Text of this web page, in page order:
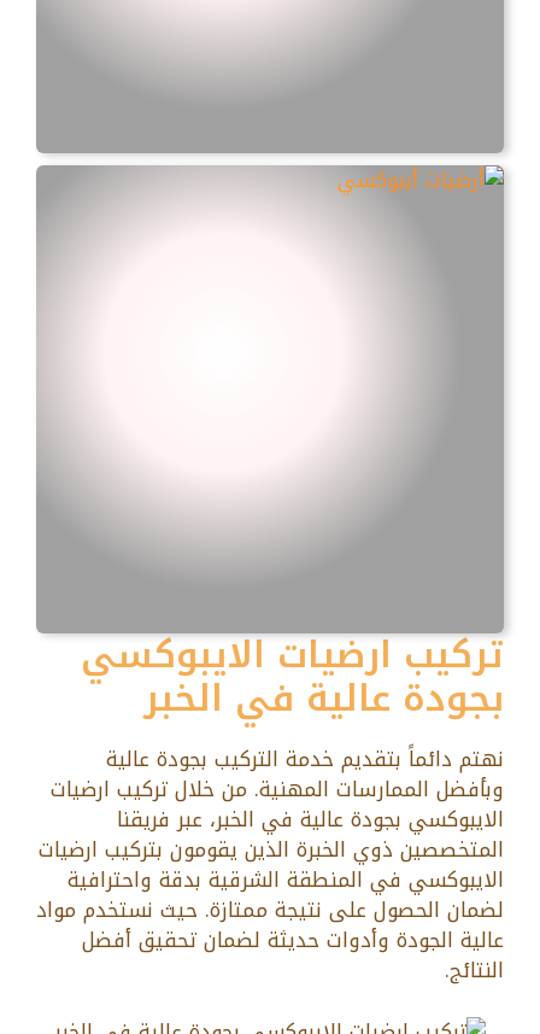
تركيب ارضيات الايبوكسي
بجودة عالية في الخبر
نهتم دائماً بتقديم خدمة التركيب بجودة عالية
وبأفضل الممارسات المهنية. من خلال تركيب ارضيات
الايبوكسي بجودة عالية في الخبر، عبر فريقنا
المتخصصين ذوي الخبرة الذين يقومون بتركيب ارضيات
الايبوكسي في المنطقة الشرقية بدقة واحترافية
لضمان الحصول على نتيجة ممتازة. حيث نستخدم مواد
عالية الجودة وأدوات حديثة لضمان تحقيق أفضل
النتائج.